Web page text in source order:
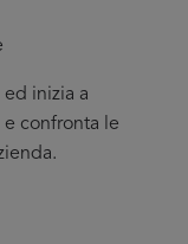
inizia a
confronta le